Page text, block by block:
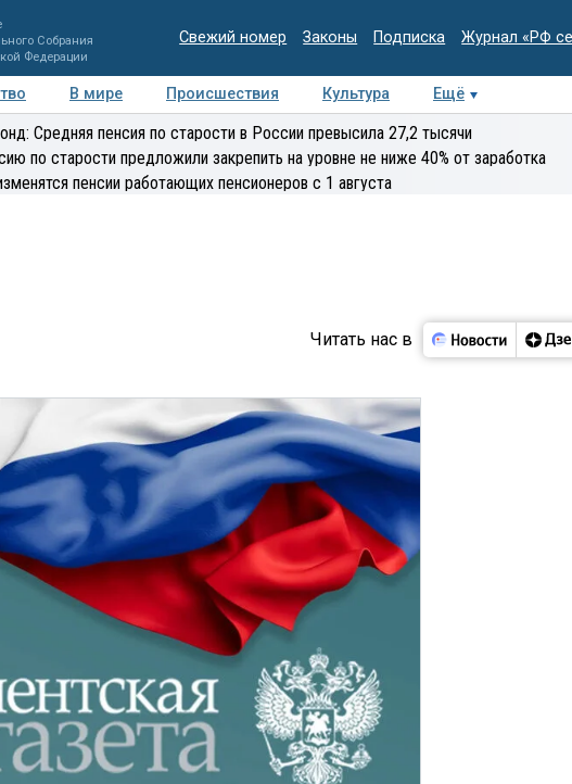
Собрания
Федерации
Свежий номер Законы Подписка Журнал «РФ
В мире Происшествия Культура
Ещё
Регионы Медиацентр Интервью Колумнисты
Средняя пенсия по старости в России превысила 27,2 тысячи
по старости предложили закрепить на уровне не ниже 40% от заработка
пенсии работающих пенсионеров с 1 августа
Читать нас в